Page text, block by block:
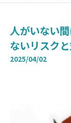
人がいない
ないリスク
2025/04/02